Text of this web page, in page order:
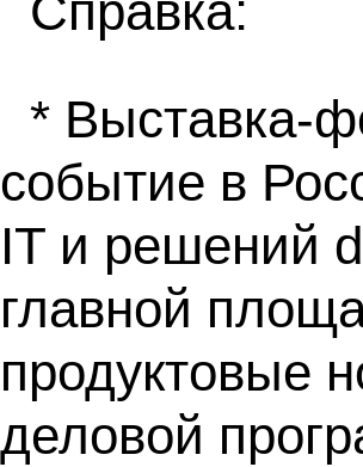
* Выставка-
событие в
IT и решений
главной
продуктовые
деловой